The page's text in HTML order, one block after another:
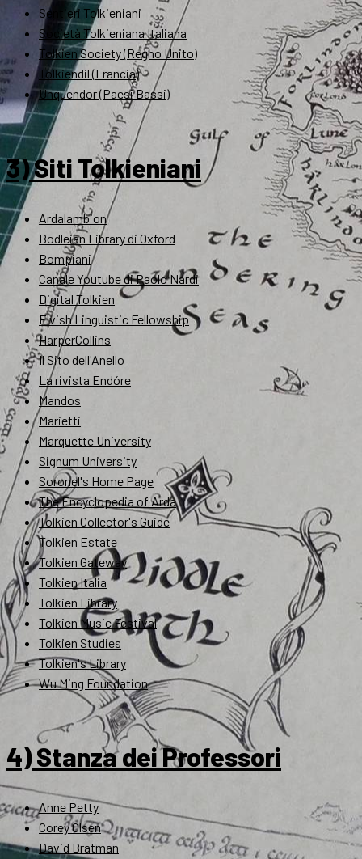
Sentieri Tolkieniani
Società Tolkieniana Italiana
Tolkien Society (Regno Unito)
Tolkiendil (Francia)
Unquendor (Paesi Bassi)
3) Siti Tolkieniani
Ardalambion
Bodleian Library di Oxford
Bompiani
Canale Youtube di Paolo Nardi
Digital Tolkien
Elvish Linguistic Fellowship
HarperCollins
Il Sito dell'Anello
La rivista Endóre
Mandos
Marietti
Marquette University
Signum University
Soronel's Home Page
The Encyclopedia of Arda
Tolkien Collector's Guide
Tolkien Estate
Tolkien Gateway
Tolkien Italia
Tolkien Library
Tolkien Music Festival
Tolkien Studies
Tolkien's Library
Wu Ming Foundation
4) Stanza dei Professori
Anne Petty
Corey Olsen
David Bratman